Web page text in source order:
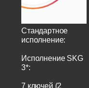
Стандартное
исполнение:
Исполнение SKG
3*:
7 ключей (2